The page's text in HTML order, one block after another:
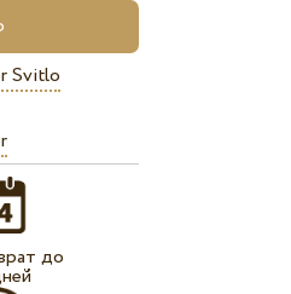
Svitlo
до